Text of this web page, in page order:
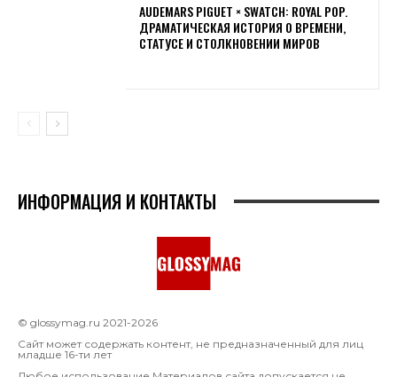
AUDEMARS PIGUET × SWATCH: ROYAL POP.
ДРАМАТИЧЕСКАЯ ИСТОРИЯ О ВРЕМЕНИ,
СТАТУСЕ И СТОЛКНОВЕНИИ МИРОВ
ИНФОРМАЦИЯ И КОНТАКТЫ
© glossymag.ru 2021-2026
Сайт может содержать контент, не предназначенный для лиц
младше 16-ти лет